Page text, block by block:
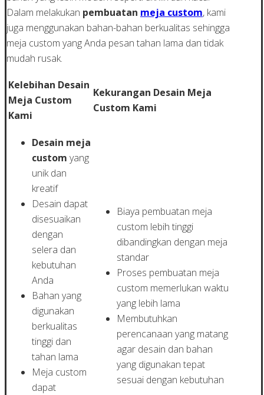
Dalam melakukan pembuatan meja custom, kami
juga menggunakan bahan-bahan berkualitas sehingga
meja custom yang Anda pesan tahan lama dan tidak
mudah rusak.
Kelebihan Desain
Meja Custom
Kami
Kekurangan Desain Meja
Custom Kami
Desain meja
custom yang
unik dan
kreatif
Desain dapat
disesuaikan
dengan
selera dan
kebutuhan
Anda
Bahan yang
digunakan
berkualitas
tinggi dan
tahan lama
Meja custom
dapat
Biaya pembuatan meja
custom lebih tinggi
dibandingkan dengan meja
standar
Proses pembuatan meja
custom memerlukan waktu
yang lebih lama
Membutuhkan
perencanaan yang matang
agar desain dan bahan
yang digunakan tepat
sesuai dengan kebutuhan